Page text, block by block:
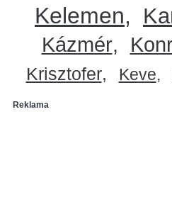
Kelemen
Kázmér
Krisztofer Keve
Reklama